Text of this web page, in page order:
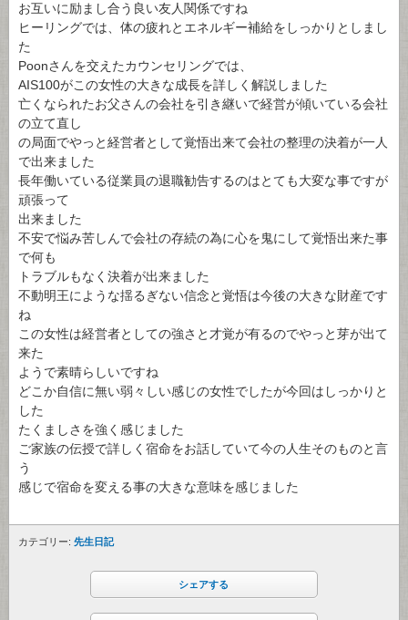
お互いに励まし合う良い友人関係ですね
ヒーリングでは、体の疲れとエネルギー補給をしっかりとしまし
た
Poonさんを交えたカウンセリングでは、
AIS100がこの女性の大きな成長を詳しく解説しました
亡くなられたお父さんの会社を引き継いで経営が傾いている会社
の立て直し
の局面でやっと経営者として覚悟出来て会社の整理の決着が一人
で出来ました
長年働いている従業員の退職勧告するのはとても大変な事ですが
頑張って
出来ました
不安で悩み苦しんで会社の存続の為に心を鬼にして覚悟出来た事
で何も
トラブルもなく決着が出来ました
不動明王にような揺るぎない信念と覚悟は今後の大きな財産です
ね
この女性は経営者としての強さと才覚が有るのでやっと芽が出て
来た
ようで素晴らしいですね
どこか自信に無い弱々しい感じの女性でしたが今回はしっかりと
した
たくましさを強く感じました
ご家族の伝授で詳しく宿命をお話していて今の人生そのものと言
う
感じで宿命を変える事の大きな意味を感じました
カテゴリー: 先生日記
シェアする